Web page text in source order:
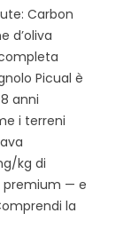
Carbon
d’oliva
Picual è
anni
i terreni
kg di
premium — e
la